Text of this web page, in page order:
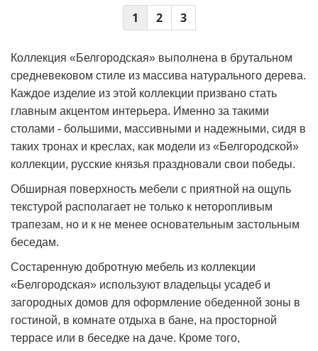
1 2 3
Коллекция «Белгородская» выполнена в брутальном
средневековом стиле из массива натурального дерева.
Каждое изделие из этой коллекции призвано стать
главным акцентом интерьера. Именно за такими
столами - большими, массивными и надежными, сидя в
таких тронах и креслах, как модели из «Белгородской»
коллекции, русские князья праздновали свои победы.
Обширная поверхность мебели с приятной на ощупь
текстурой располагает не только к неторопливым
трапезам, но и к не менее основательным застольным
беседам.
Состаренную добротную мебель из коллекции
«Белгородская» используют владельцы усадеб и
загородных домов для оформление обеденной зоны в
гостиной, в комнате отдыха в бане, на просторной
террасе или в беседке на даче. Кроме того,